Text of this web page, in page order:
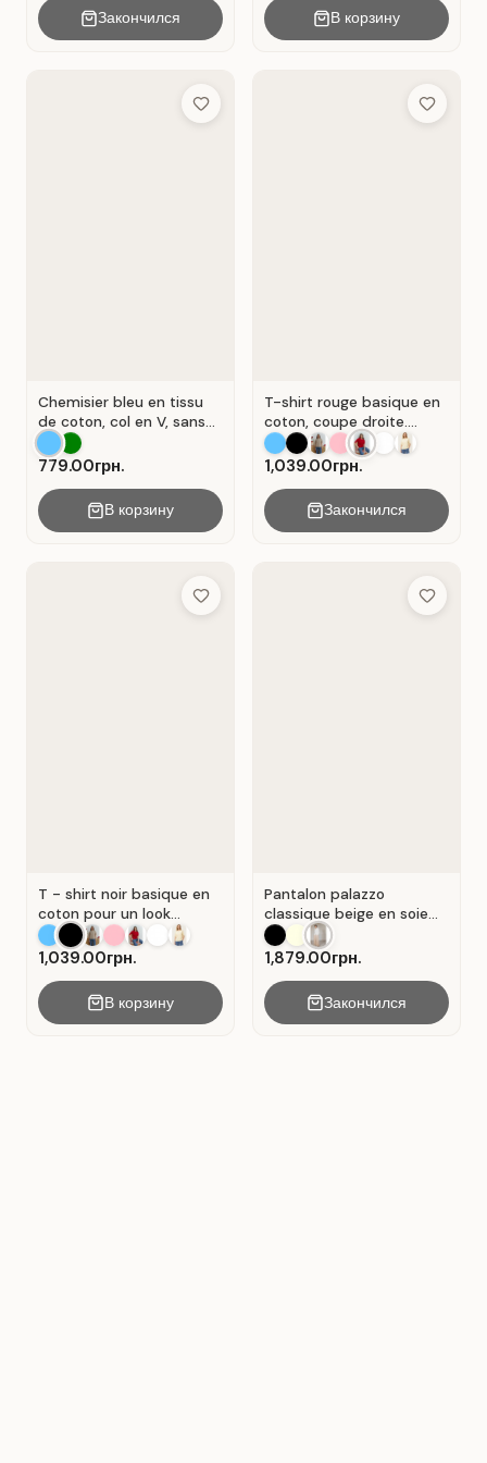
Закончился В корзину
Add to Wish List
Chemisier bleu en tissu
de coton, col en V, sans
manches . Bleu.
779.00грн.
В корзину
Add to
T-shirt rouge basique en
coton, coupe droite.
Rouge .
1,039.00грн.
Закончился
Add to Wish List
T - shirt noir basique en
coton pour un look
décontracté. Noir.
1,039.00грн.
В корзину
Add to
Pantalon palazzo
classique beige en soie
plissée. Beige.
1,879.00грн.
Закончился